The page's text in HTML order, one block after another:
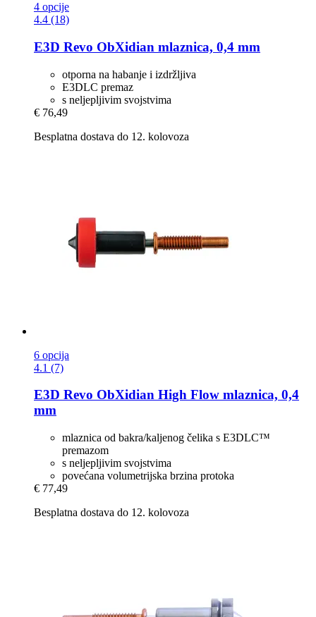
4 opcije
4.4 (18)
E3D Revo ObXidian mlaznica, 0,4 mm
otporna na habanje i izdržljiva
E3DLC premaz
s neljepljivim svojstvima
€ 76,49
Besplatna dostava do 12. kolovoza
6 opcija
4.1 (7)
E3D Revo ObXidian High Flow mlaznica, 0,4
mm
mlaznica od bakra/kaljenog čelika s E3DLC™
premazom
s neljepljivim svojstvima
povećana volumetrijska brzina protoka
€ 77,49
Besplatna dostava do 12. kolovoza